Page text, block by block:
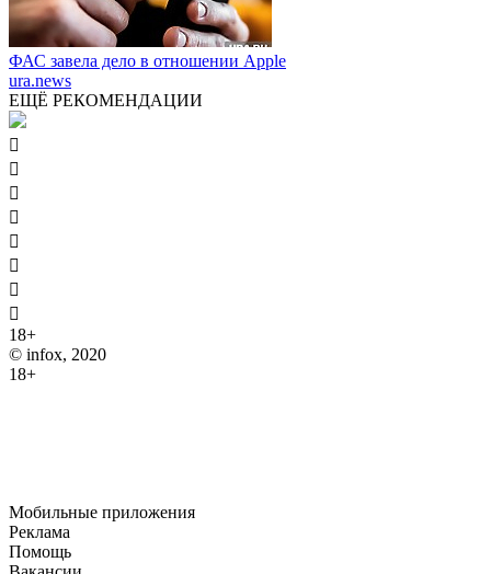
ФАС завела дело в отношении Apple
ura.news
ЕЩЁ РЕКОМЕНДАЦИИ








18+
© infox, 2020
18+
Мобильные приложения
Реклама
Помощь